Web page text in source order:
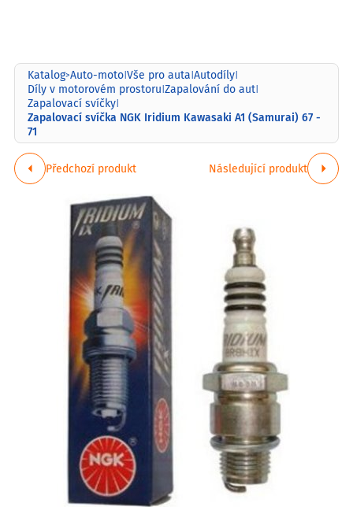
Katalog>Auto-moto|Vše pro auta|Autodíly|
Díly v motorovém prostoru|Zapalování do aut|
Zapalovací svíčky|
Zapalovací svíčka NGK Iridium Kawasaki A1 (Samurai) 67 -
71
Předchozí produkt Následující produkt